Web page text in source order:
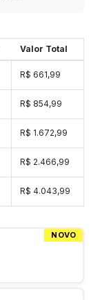
Valor Total
R$ 661,99
R$ 854,99
R$ 1.672,99
R$ 2.466,99
R$ 4.043,99
NOVO